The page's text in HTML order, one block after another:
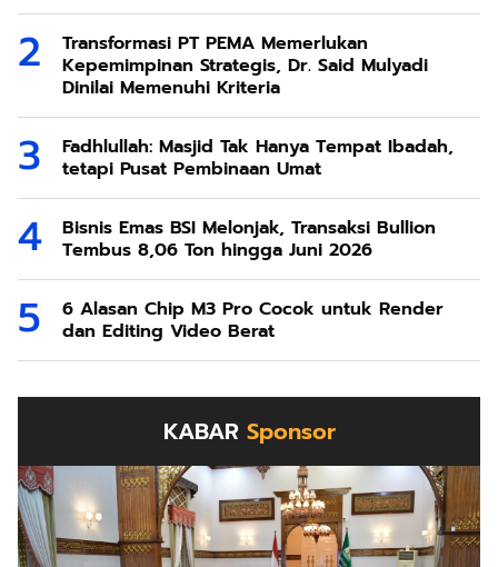
Transformasi PT PEMA Memerlukan
Kepemimpinan Strategis, Dr. Said Mulyadi
Dinilai Memenuhi Kriteria
Fadhlullah: Masjid Tak Hanya Tempat Ibadah,
tetapi Pusat Pembinaan Umat
Bisnis Emas BSI Melonjak, Transaksi Bullion
Tembus 8,06 Ton hingga Juni 2026
6 Alasan Chip M3 Pro Cocok untuk Render
dan Editing Video Berat
KABAR Sponsor